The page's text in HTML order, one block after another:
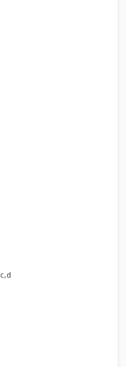
c,d